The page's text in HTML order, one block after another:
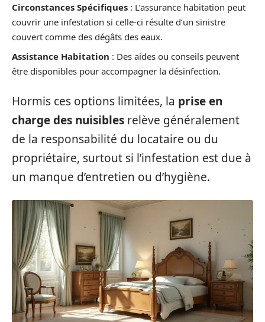
Circonstances Spécifiques : L’assurance habitation peut
couvrir une infestation si celle-ci résulte d’un sinistre
couvert comme des dégâts des eaux.
Assistance Habitation : Des aides ou conseils peuvent
être disponibles pour accompagner la désinfection.
Hormis ces options limitées, la prise en
charge des nuisibles relève généralement
de la responsabilité du locataire ou du
propriétaire, surtout si l’infestation est due à
un manque d’entretien ou d’hygiène.